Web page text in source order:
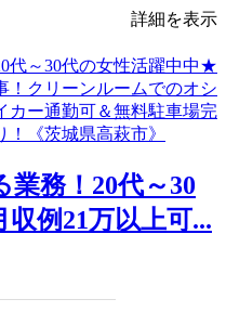
詳細を表示
業務！20代～30
例21万以上可...